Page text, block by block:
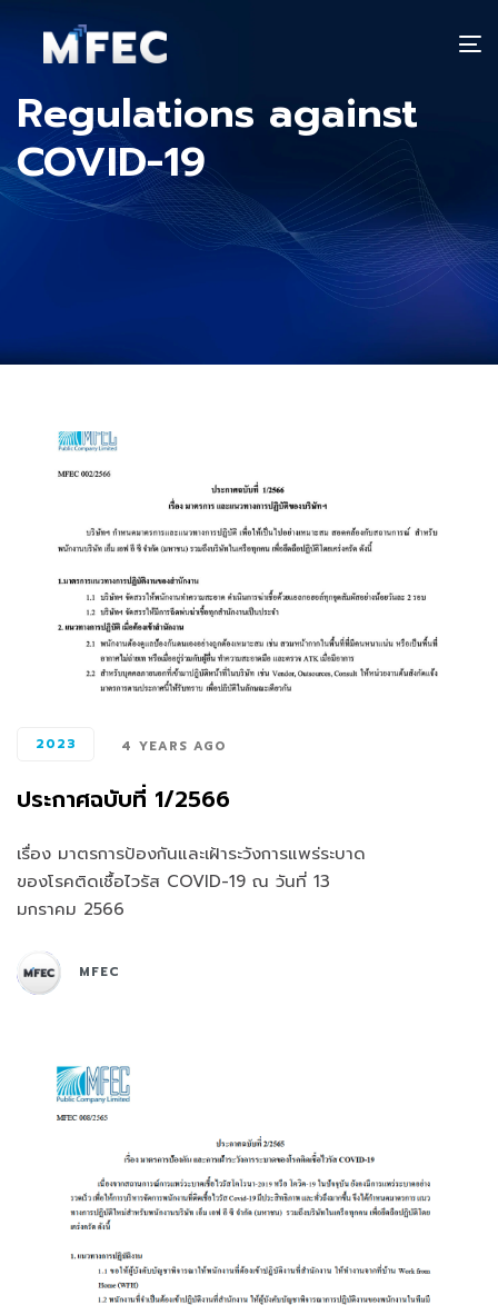
Regulations against
COVID-19
2023 4 YEARS AGO
ประกาศฉบับที่ 1/2566
เรื่อง มาตรการป้องกันและเฝ้าระวังการแพร่ระบาด
ของโรคติดเชื้อไวรัส COVID-19 ณ วันที่ 13
มกราคม 2566
MFEC